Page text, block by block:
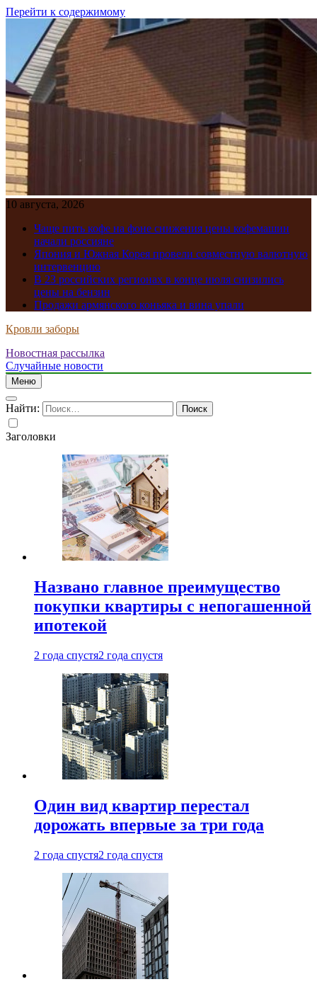
Перейти к содержимому
10 августа, 2026
Чаще пить кофе на фоне снижения цены кофемашин
начали россияне
Япония и Южная Корея провели совместную валютную
интервенцию
В 23 российских регионах в конце июля снизились
цены на бензин
Продажи армянского коньяка и вина упали
Кровли заборы
Новостная рассылка
Случайные новости
Меню
Найти:
Заголовки
Названо главное преимущество
покупки квартиры с непогашенной
ипотекой
2 года спустя2 года спустя
Один вид квартир перестал
дорожать впервые за три года
2 года спустя2 года спустя